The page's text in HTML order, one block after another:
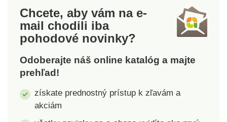
a slávnostnú
atmosféru. Vhodné aj
ako vázy. Materiál:
priemer 11,5 cm,
výška 10 cm; priemer
cm; priemer 18 cm,
výška 13,5 cm.
súčasťou).LED.
Skutočný vosk. Sklo.
Prevádzka na batérie.
Chcete, aby vám na e-
mail chodili iba
pohodové novinky?
Odoberajte náš online katalóg a majte
prehľad!
získate prednostný prístup k zľavám a
akciám